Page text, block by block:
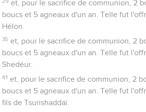
et, pour le sacrifice de communion, 2
boucs et 5 agneaux d'un an. Telle fut
Hélon.
35 et, pour le sacrifice de communion, 2
boucs et 5 agneaux d'un an. Telle fut
Shedéur.
41 et, pour le sacrifice de communion, 2
boucs et 5 agneaux d'un an. Telle fut
fils de Tsurishaddaï.